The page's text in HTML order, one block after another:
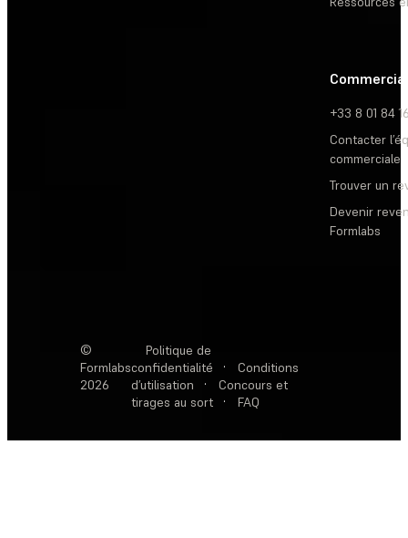
Commercial
+33 8 01 84
Contacter
commerciale
Trouver un
Devenir
Formlabs
©
Formlabs
2026
Politique de
confidentialité
·
Conditions
d’utilisation
·
Concours et
tirages au sort
· FAQ